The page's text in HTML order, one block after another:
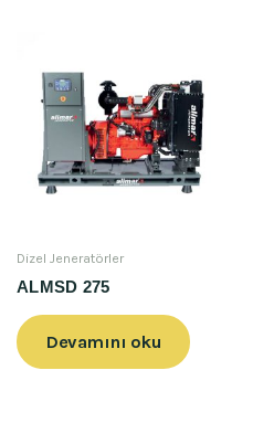
Dizel Jeneratörler
ALMSD 275
Devamını oku